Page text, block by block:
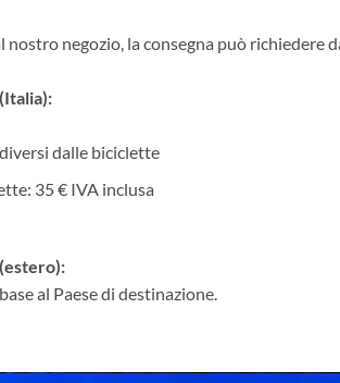
nostro negozio, la consegna può richiedere
dalle biciclette
35 € IVA inclusa
al Paese di destinazione.